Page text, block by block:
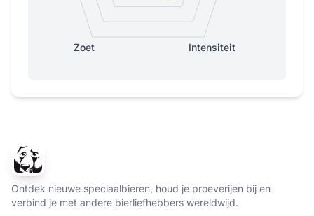
Intensiteit
Zoet
Ontdek nieuwe speciaalbieren, houd je proeverijen bij en
verbind je met andere bierliefhebbers wereldwijd.